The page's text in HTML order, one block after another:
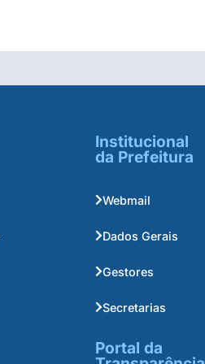
Institucional
da Prefeitura
Webmail
Dados Gerais
Gestores
Secretarias
Portal da